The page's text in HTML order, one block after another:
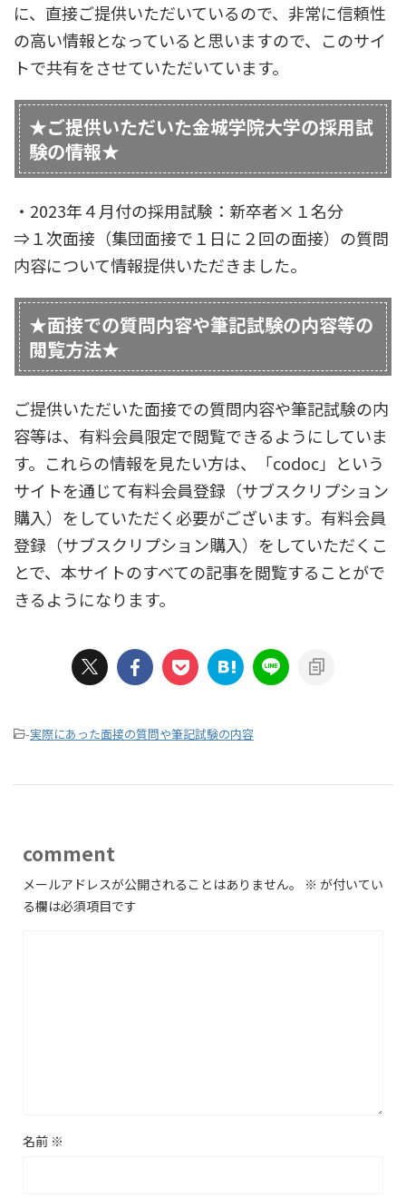
に、直接ご提供いただいているので、非常に信頼性
の高い情報となっていると思いますので、このサイ
トで共有をさせていただいています。
★ご提供いただいた金城学院大学の採用試
験の情報★
・2023年４月付の採用試験：新卒者×１名分
⇒１次面接（集団面接で１日に２回の面接）の質問
内容について情報提供いただきました。
★面接での質問内容や筆記試験の内容等の
閲覧方法★
ご提供いただいた面接での質問内容や筆記試験の内
容等は、有料会員限定で閲覧できるようにしていま
す。これらの情報を見たい方は、「codoc」という
サイトを通じて有料会員登録（サブスクリプション
購入）をしていただく必要がございます。有料会員
登録（サブスクリプション購入）をしていただくこ
とで、本サイトのすべての記事を閲覧することがで
きるようになります。
-実際にあった面接の質問や筆記試験の内容
comment
メールアドレスが公開されることはありません。 ※ が付いてい
る欄は必須項目です
名前 ※